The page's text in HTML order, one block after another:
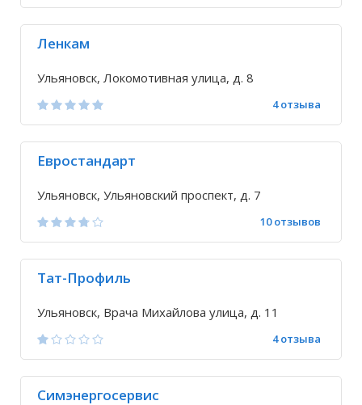
Ленкам
Ульяновск, Локомотивная улица, д. 8
4 отзыва
Евростандарт
Ульяновск, Ульяновский проспект, д. 7
10 отзывов
Тат-Профиль
Ульяновск, Врача Михайлова улица, д. 11
4 отзыва
Симэнергосервис